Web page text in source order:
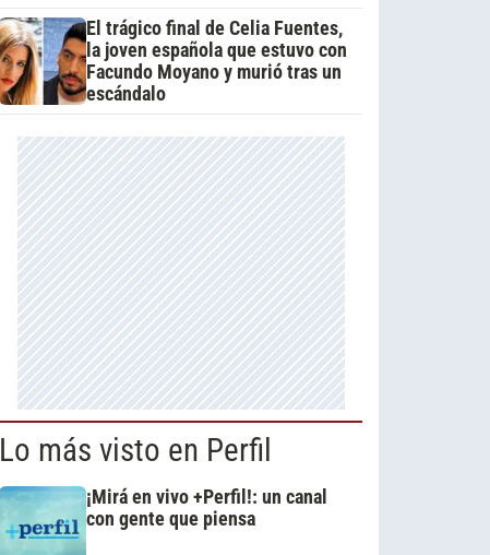
El trágico final de Celia Fuentes,
la joven española que estuvo con
Facundo Moyano y murió tras un
escándalo
Lo más visto en Perfil
¡Mirá en vivo +Perfil!: un canal
con gente que piensa